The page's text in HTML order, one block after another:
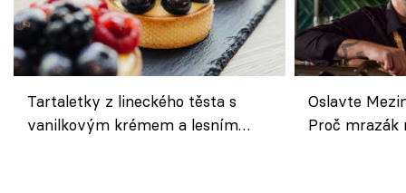
Tartaletky z lineckého těsta s
vanilkovým krémem a lesním
Oslavte
Proč